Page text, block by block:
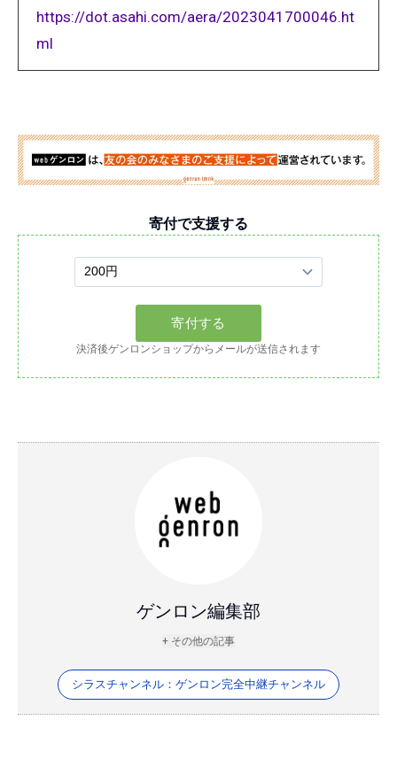
https://dot.asahi.com/aera/2023041700046.ht
ml
寄付で支援する
決済後ゲンロンショップからメールが送信されます
ゲンロン編集部
+ その他の記事
シラスチャンネル：ゲンロン完全中継チャンネル